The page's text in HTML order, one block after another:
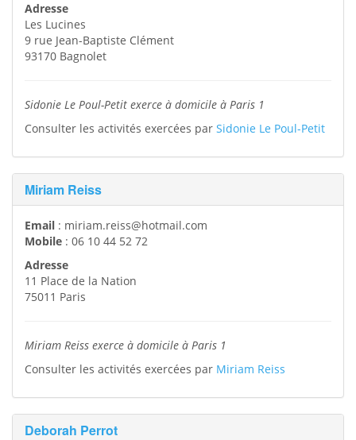
Adresse
Les Lucines
9 rue Jean-Baptiste Clément
93170 Bagnolet
Sidonie Le Poul-Petit exerce à domicile à Paris 1
Consulter les activités exercées par Sidonie Le Poul-Petit
Miriam Reiss
Email : miriam.reiss@hotmail.com
Mobile : 06 10 44 52 72
Adresse
11 Place de la Nation
75011 Paris
Miriam Reiss exerce à domicile à Paris 1
Consulter les activités exercées par Miriam Reiss
Deborah Perrot